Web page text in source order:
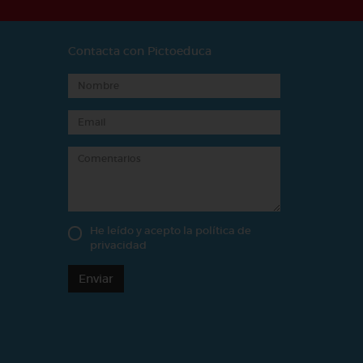
Contacta con Pictoeduca
He leído y acepto la política de
privacidad
Enviar